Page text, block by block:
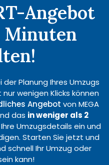
Angebot
Minuten
Planung Ihres Umzugs
wenigen Klicks können
Angebot von MEGA
das in weniger als 2
Umzugsdetails ein und
Starten Sie jetzt und
schnell Ihr Umzug oder
kann!